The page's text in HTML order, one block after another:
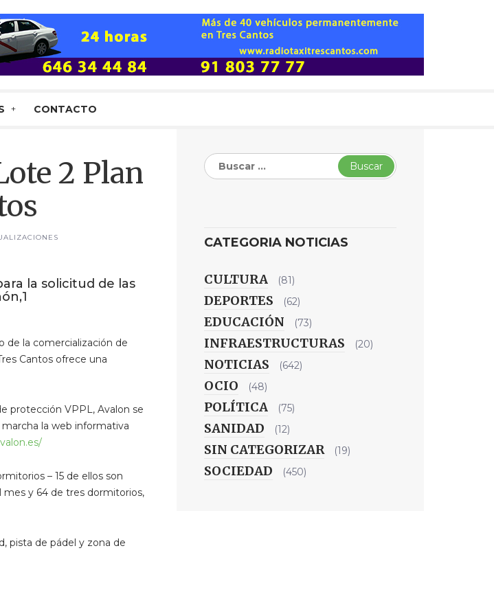
CONTACTO
2 Plan
la solicitud de las
de la comercialización de
Cantos ofrece una
protección VPPL, Avalon se
la web informativa
– 15 de ellos son
mes y 64 de tres dormitorios,
pista de pádel y zona de
Buscar:
CATEGORIA NOTICIAS
CULTURA (81)
DEPORTES (62)
EDUCACIÓN (73)
INFRAESTRUCTURAS (20)
NOTICIAS (642)
OCIO (48)
POLÍTICA (75)
SANIDAD (12)
SIN CATEGORIZAR (19)
SOCIEDAD (450)